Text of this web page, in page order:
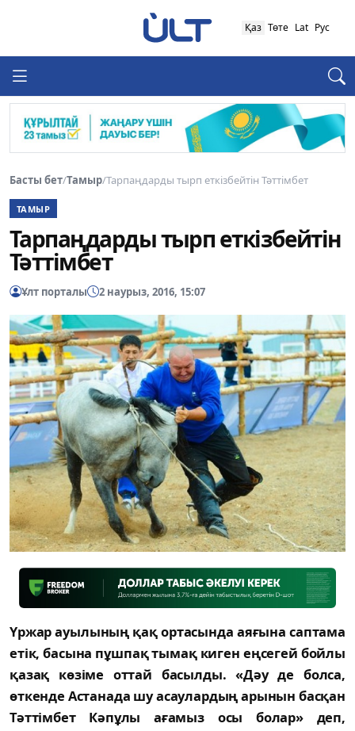
Қаз Төте Lat Рус
Басты бет/Тамыр/Тарпаңдарды тырп еткізбейтін Тәттімбет
ТАМЫР
Тарпаңдарды тырп еткізбейтін
Тәттімбет
Ұлт порталы 2 наурыз, 2016, 15:07
Үржар ауылының қақ ортасында аяғына саптама
етік, басына пұшпақ тымақ киген еңсегей бойлы
қазақ көзіме оттай басылды. «Дәу де болса,
өткенде Астанада шу асаулардың арынын басқан
Тәттімбет Кәпұлы ағамыз осы болар» деп,